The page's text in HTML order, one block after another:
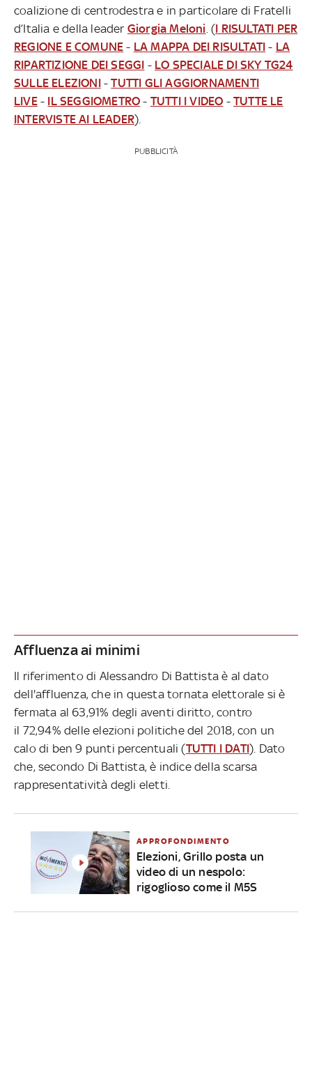
coalizione di centrodestra e in particolare di Fratelli
d’Italia e della leader Giorgia Meloni . (I RISULTATI PER
REGIONE E COMUNE - LA MAPPA DEI RISULTATI - LA
RIPARTIZIONE DEI SEGGI - LO SPECIALE DI SKY TG24
SULLE ELEZIONI-TUTTI GLI AGGIORNAMENTI
LIVE- IL SEGGIOMETRO - TUTTI I VIDEO -TUTTE LE
INTERVISTE AI LEADER).
PUBBLICITÀ
Affluenza ai minimi
Il riferimento di Alessandro Di Battista è al dato
dell'affluenza, che in questa tornata elettorale si è
fermata al 63,91% degli aventi diritto, contro
il 72,94% delle elezioni politiche del 2018, con un
calo di ben 9 punti percentuali (TUTTI I DATI). Dato
che, secondo Di Battista, è indice della scarsa
rappresentatività degli eletti.
APPROFONDIMENTO
Elezioni, Grillo posta un
video di un nespolo:
rigoglioso come il M5S